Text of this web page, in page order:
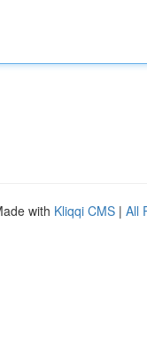
with Kliqqi CMS | All